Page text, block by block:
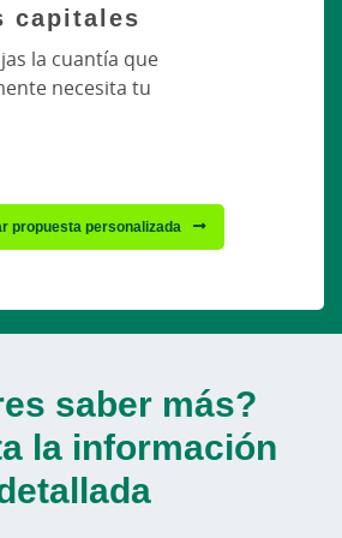
capitales
la cuantía que
necesita tu
propuesta personalizada
saber más?
la información